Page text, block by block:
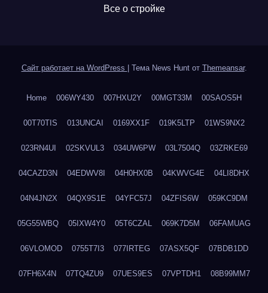
Все о стройке
Сайт работает на WordPress Тема News Hunt от Themeansar.
Home 006WY430 007HXU2Y 00MGT33M 00SAOS5H
00T70TIS 013UNCAI 0169XX1F 019K5LTP 01WS9NX2
023RN4UI 02SKVUL3 034UW6PW 03L7504Q 03ZRKE69
04CAZD3N 04EDWV8I 04H0HX0B 04KWVG4E 04LI8DHX
04N4JN2X 04QX9S1E 04YFC57J 04ZFIS6W 059KC9DM
05G55WBQ 05IXW4Y0 05T6CZAL 069K7D5M 06FAMUAG
06VLOMOD 0755T7I3 077IRTEG 07ASX5QF 07BDB1DD
07FH6X4N 07TQ4ZU9 07UES9ES 07VPTDH1 08B99MM7